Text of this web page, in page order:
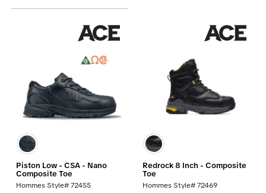
Piston Low - CSA - Nano
Composite Toe
Hommes Style# 72455
Redrock 8 Inch - Composite
Toe
Hommes Style# 72469